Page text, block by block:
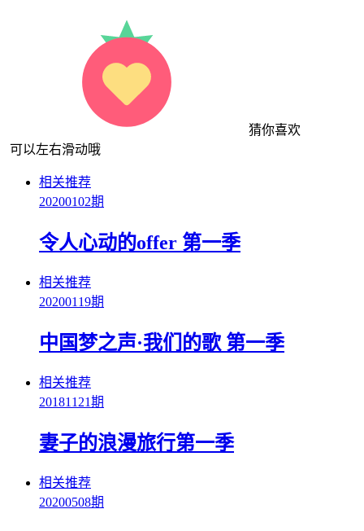
猜你喜欢
可以左右滑动哦
相关推荐
20200102期
令人心动的offer 第一季
相关推荐
20200119期
中国梦之声·我们的歌 第一季
相关推荐
20181121期
妻子的浪漫旅行第一季
相关推荐
20200508期